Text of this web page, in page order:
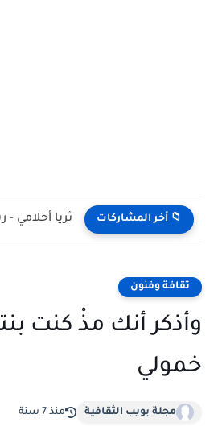
📁 أخر المشاركات ثريا أحلامي -
ثقافة وفنون
وأذكر أنك مذْ كنت
خمولي
مجلة بويب الثقافية منذ 7 سنة